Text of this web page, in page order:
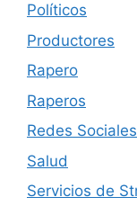
Políticos
Productores
Rapero
Raperos
Redes Sociales
Salud
Servicios de